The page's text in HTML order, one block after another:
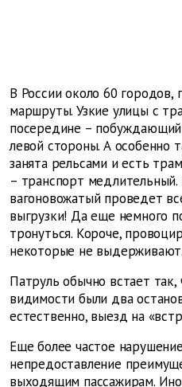
В России около 60
маршруты. Узкие улицы с
посередине –
левой стороны. А особенно
занята рельсами и есть
– транспорт
вагоновожатый проведет
выгрузки! Да еще немного
тронуться. Короче,
некоторые не выдерживают.
Патруль обычно встает
видимости были два
естественно, выезд на
Еще более частое
непредоставление
выходящим пассажирам.